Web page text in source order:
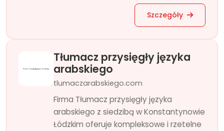
Szczegóły
Tłumacz przysięgły języka
arabskiego
tlumaczarabskiego.com
Firma Tłumacz przysięgły języka
arabskiego z siedzibą w Konstantynowie
Łódzkim oferuje kompleksowe i rzetelne